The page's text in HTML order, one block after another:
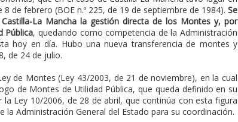
de febrero (BOE n.º 225, de 19 de septiembre de 1984). Se
La Mancha la gestión directa de los Montes y, por
Pública, quedando como competencia de la Administración
hoy en día. Hubo una nueva transferencia de montes y
de 24 de julio.
de Montes (Ley 43/2003, de 21 de noviembre), en la cual
de Montes de Utilidad Pública, que queda definido en su
Ley 10/2006, de 28 de abril, que continúa con esta figura
Administración General del Estado para su coordinación.